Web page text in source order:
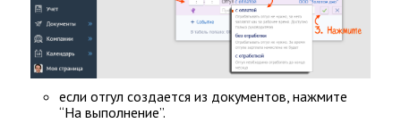
если отгул создается из документов, нажмите
“На выполнение”.